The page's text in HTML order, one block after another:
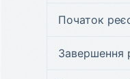
Початок
Завершення